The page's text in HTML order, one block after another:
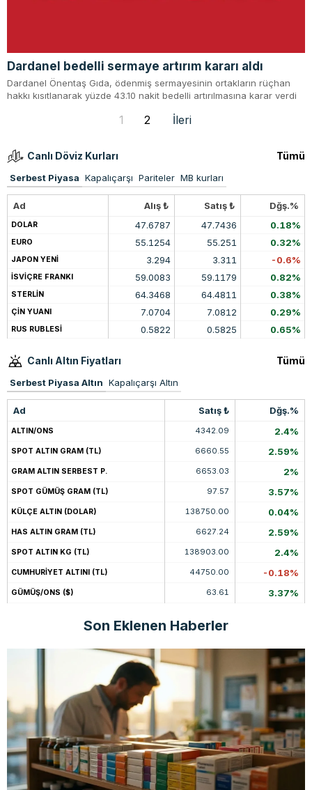
Dardanel bedelli sermaye artırım kararı aldı
Dardanel Önentaş Gıda, ödenmiş sermayesinin ortakların rüçhan
hakkı kısıtlanarak yüzde 43.10 nakit bedelli artırılmasına karar verdi
1 2 İleri
Canlı Döviz Kurları Tümü
Serbest Piyasa Kapalıçarşı Pariteler MB kurları
Ad Alış ₺ Satış ₺ Dğş.%
DOLAR 47.6787 47.7436 0.18%
EURO 55.1254 55.251 0.32%
JAPON YENİ 3.294 3.311 -0.6%
İSVİÇRE FRANKI 59.0083 59.1179 0.82%
STERLİN 64.3468 64.4811 0.38%
ÇİN YUANI 7.0704 7.0812 0.29%
RUS RUBLESİ 0.5822 0.5825 0.65%
Canlı Altın Fiyatları Tümü
Serbest Piyasa Altın Kapalıçarşı Altın
Ad Satış ₺ Dğş.%
ALTIN/ONS 4342.09 2.4%
SPOT ALTIN GRAM (TL) 6660.55 2.59%
GRAM ALTIN SERBEST P. 6653.03 2%
SPOT GÜMÜŞ GRAM (TL) 97.57 3.57%
KÜLÇE ALTIN (DOLAR) 138750.00 0.04%
HAS ALTIN GRAM (TL) 6627.24 2.59%
SPOT ALTIN KG (TL) 138903.00 2.4%
CUMHURİYET ALTINI (TL) 44750.00 -0.18%
GÜMÜŞ/ONS ($) 63.61 3.37%
Son Eklenen Haberler